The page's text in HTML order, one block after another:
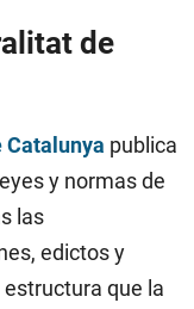
de
Catalunya publica
y normas de
las
edictos y
que la